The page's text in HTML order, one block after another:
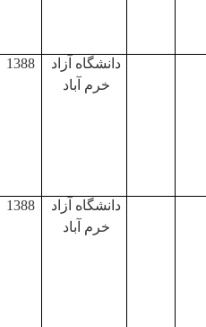
دانشگاه آزاد
خرم آباد
1388
دانشگاه آزاد
خرم آباد
1388